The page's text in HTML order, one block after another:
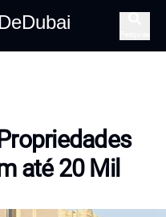
até 20 Mil